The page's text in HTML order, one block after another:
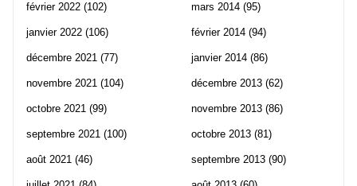
février 2022 (102)
janvier 2022 (106)
décembre 2021 (77)
novembre 2021 (104)
octobre 2021 (99)
septembre 2021 (100)
août 2021 (46)
mars 2014 (95)
février 2014 (94)
janvier 2014 (86)
décembre 2013 (62)
novembre 2013 (86)
octobre 2013 (81)
septembre 2013 (90)